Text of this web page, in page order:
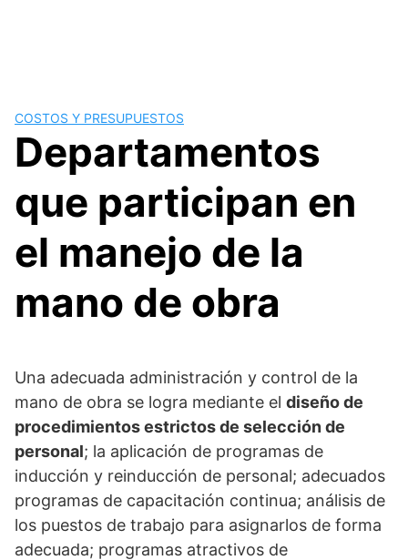
COSTOS Y PRESUPUESTOS
Departamentos
que participan en
el manejo de la
mano de obra
Una adecuada administración y control de la
mano de obra se logra mediante el diseño de
procedimientos estrictos de selección de
personal; la aplicación de programas de
inducción y reinducción de personal; adecuados
programas de capacitación continua; análisis de
los puestos de trabajo para asignarlos de forma
adecuada; programas atractivos de